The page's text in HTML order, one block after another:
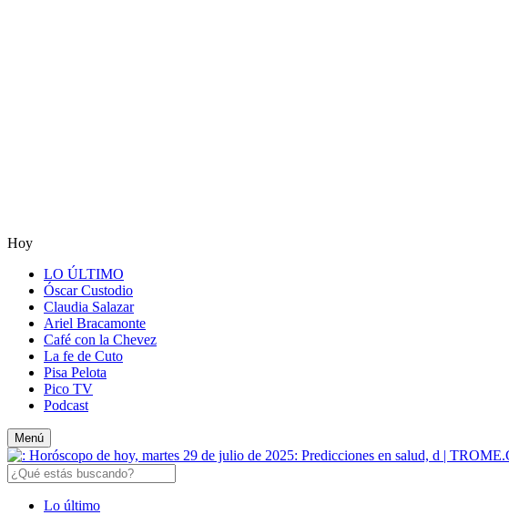
Hoy
LO ÚLTIMO
Óscar Custodio
Claudia Salazar
Ariel Bracamonte
Café con la Chevez
La fe de Cuto
Pisa Pelota
Pico TV
Podcast
Menú
Lo último